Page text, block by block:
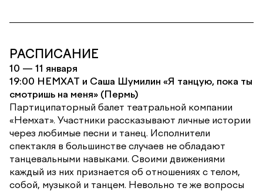
РАСПИСАНИЕ
10 — 11 января
19:00 НЕМХАТ и Саша Шумилин «Я танцую, пока ты
смотришь на меня» (Пермь)
Партиципаторный балет театральной компании
«Немхат». Участники рассказывают личные истории
через любимые песни и танец. Исполнители
спектакля в большинстве случаев не обладают
танцевальными навыками. Своими движениями
каждый из них признается об отношениях с телом,
собой, музыкой и танцем. Невольно те же вопросы